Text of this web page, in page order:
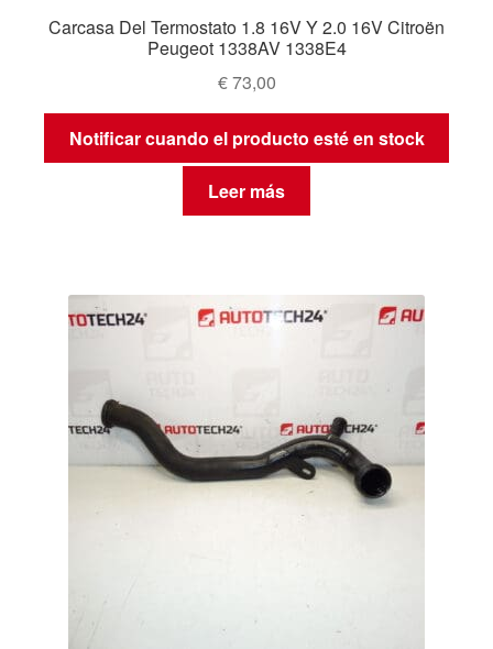
Carcasa Del Termostato 1.8 16V Y 2.0 16V Citroën
Peugeot 1338AV 1338E4
€73,00
Notificar cuando el producto esté en stock
Leer más